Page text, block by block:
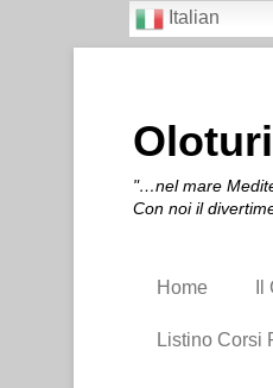
"…nel mare
Con noi il
Home
Listino Corsi
Italian